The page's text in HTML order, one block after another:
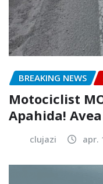
BREAKING NEWS
Motociclist
Apahida!
clujazi apr.